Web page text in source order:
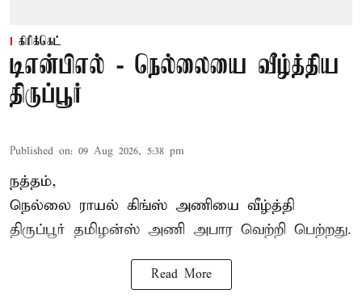
கிரிக்கெட்
டிஎன்பிஎல் - நெல்லையை வீழ்த்திய
திருப்பூர்
Published on: 09 Aug 2026, 5:38 pm
நத்தம்,
நெல்லை ராயல் கிங்ஸ் அணியை வீழ்த்தி
திருப்பூர் தமிழன்ஸ் அணி அபார வெற்றி பெற்றது.
Read More